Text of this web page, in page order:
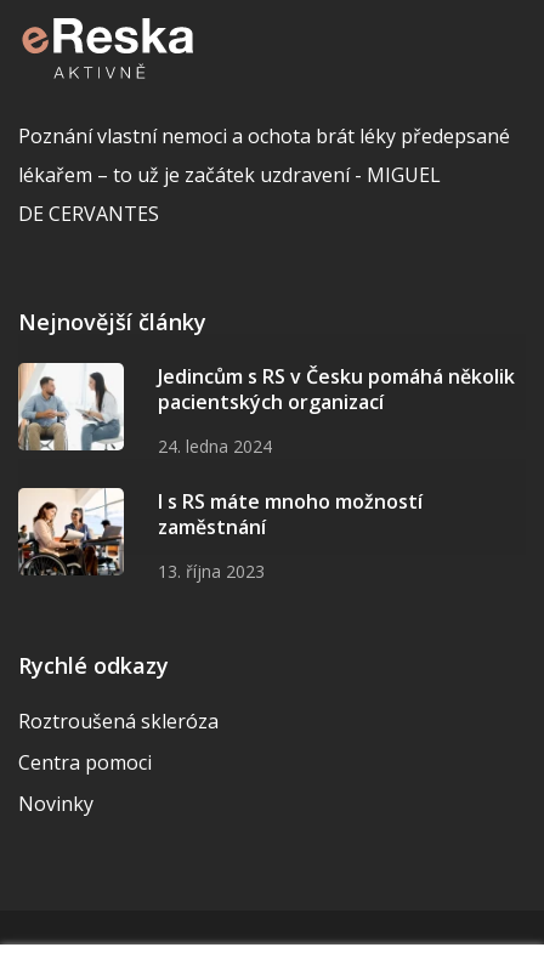
Poznání vlastní nemoci a ochota brát léky předepsané
lékařem – to už je začátek uzdravení - MIGUEL
DE CERVANTES
Nejnovější články
Jedincům s RS v Česku pomáhá několik
pacientských organizací
24. ledna 2024
I s RS máte mnoho možností
zaměstnání
13. října 2023
Rychlé odkazy
Roztroušená skleróza
Centra pomoci
Novinky